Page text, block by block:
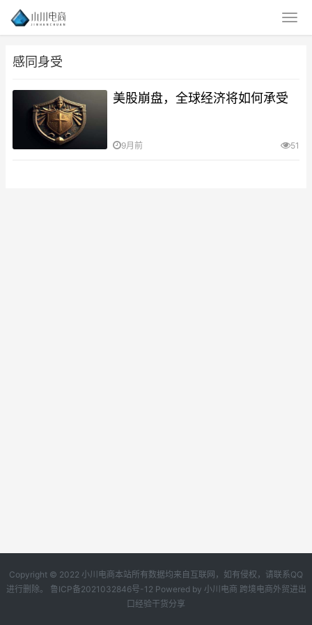
感同身受
美股崩盘，全球经济将如何承受
9月前 51
Copyright © 2022 小川电商本站所有数据均来自互联网，如有侵权，请联系QQ
进行删除。 鲁ICP备2021032846号-12 Powered by 小川电商 跨境电商外贸进出
口经验干货分享